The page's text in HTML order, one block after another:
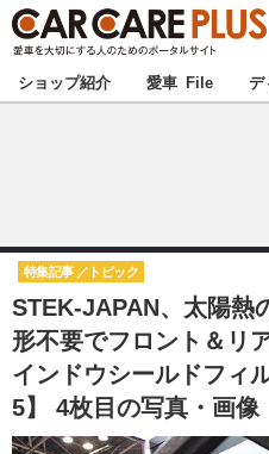
★カーケアプラス認定★ 厳
甲信越
東海
中国
九州
ショップ紹介 愛車 File デ
STEK-JAPAN、太陽熱
形不要でフロント＆リ
インドウシールドフィ
5】 4枚目の写真・画像
特集記事 トピック